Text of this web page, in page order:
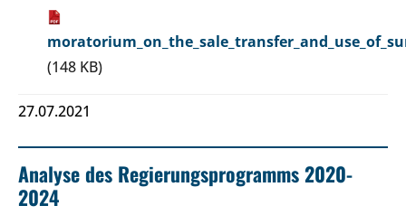
(148 KB)
27.07.2021
Analyse des Regierungsprogramms 2020-
2024